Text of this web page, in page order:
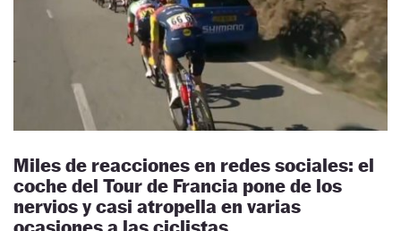
Miles de reacciones en redes sociales: el
coche del Tour de Francia pone de los
nervios y casi atropella en varias